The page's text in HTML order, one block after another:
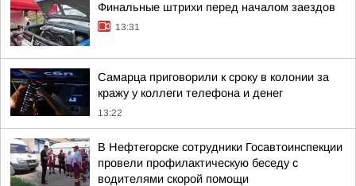
Финальные штрихи перед началом заездов
13:31
Самарца приговорили к сроку в колонии за
кражу у коллеги телефона и денег
13:22
В Нефтегорске сотрудники Госавтоинспекции
провели профилактическую беседу с
водителями скорой помощи